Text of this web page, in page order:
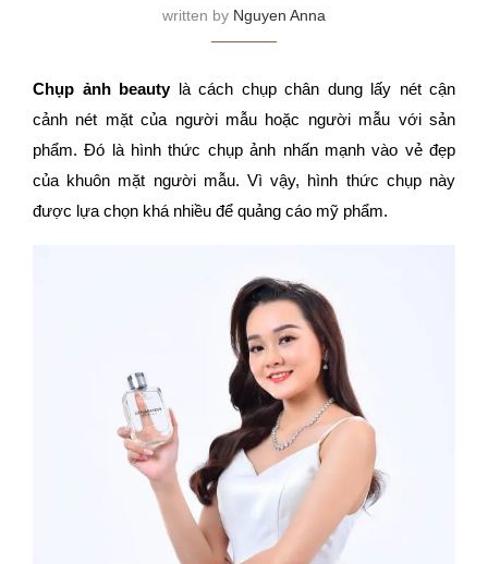
written by Nguyen Anna
Chụp ảnh beautylà cách chụp chân dung lấy nét cận
cảnh nét mặt của người mẫu hoặc người mẫu với sản
phẩm.Đó là hình thức chụp ảnh nhấn mạnh vào vẻ đẹp
của khuôn mặt người mẫu. Vì vậy, hình thức chụp này
được lựa chọn khá nhiều để quảng cáo mỹ phẩm.